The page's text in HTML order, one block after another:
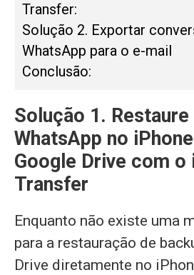
Transfer:
Solução 2. Exportar
WhatsApp para o e-mail
Conclusão:
Solução 1.
WhatsApp no
Google Drive com o
Transfer
Enquanto não existe uma
para a restauração de
Drive diretamente no